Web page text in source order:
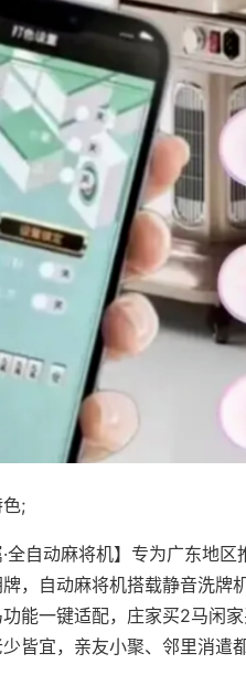
;
·全自动麻将机】专为广东地
，自动麻将机搭载静音洗牌
能一键适配，庄家买2马闲
皆宜，亲友小聚、邻里消遣